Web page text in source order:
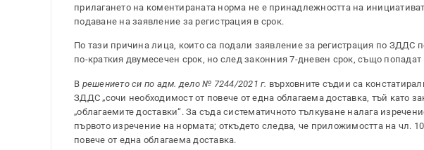
прилагането на коментираната норма не е принадлежността на
подаване на заявление за регистрация в срок.
По тази причина лица, които са подали заявление за регистрация по ЗДДС
по-краткия двумесечен срок, но след законния 7-дневен срок, също
В решението си по адм. дело № 7244/2021 г. върховните съдии са
ЗДДС „сочи необходимост от повече от една облагаема доставка, тъй като
„облагаемите доставки“. За съда систематичното тълкуване налага
първото изречение на нормата; откъдето следва, че приложимостта на чл.
повече от една облагаема доставка.